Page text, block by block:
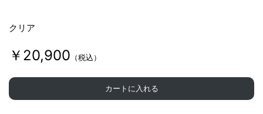
e
e
t
クリア
￥20,900 （税込）
カートに入れる